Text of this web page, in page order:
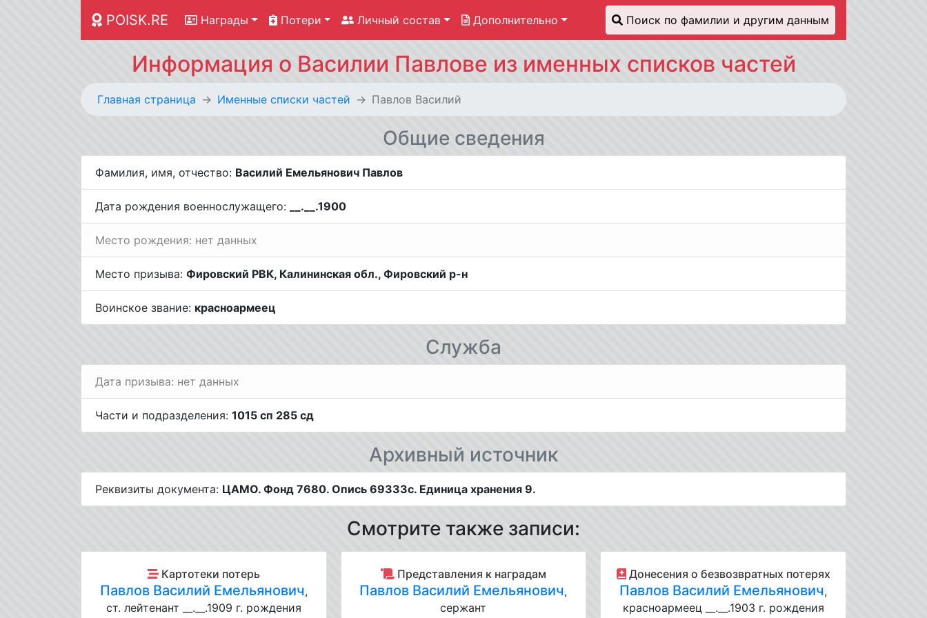
POISK.RE Награды Потери Личный состав Дополнительно Поиск по фамилии и другим данным
Информация о Василии Павлове из именных списков частей
Главная страница Именные списки частей Павлов Василий
Общие сведения
Фамилия, имя, отчество: Василий Емельянович Павлов
Дата рождения военнослужащего: __.__.1900
Место рождения: нет данных
Место призыва: Фировский РВК, Калининская обл., Фировский р-н
Воинское звание: красноармеец
Служба
Дата призыва: нет данных
Части и подразделения: 1015 сп 285 сд
Архивный источник
Реквизиты документа: ЦАМО. Фонд 7680. Опись 69333с. Единица хранения 9.
Смотрите также записи:
Картотеки потерь
Павлов Василий Емельянович,
ст. лейтенант __.__.1909 г. рождения
Представления к наградам
Павлов Василий Емельянович,
сержант
Донесения о безвозвратных потерях
Павлов Василий Емельянович,
красноармеец __.__.1903 г. рождения